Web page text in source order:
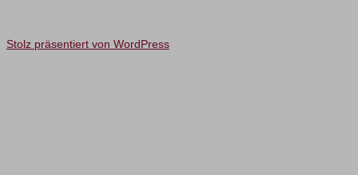
Stolz präsentiert von WordPress